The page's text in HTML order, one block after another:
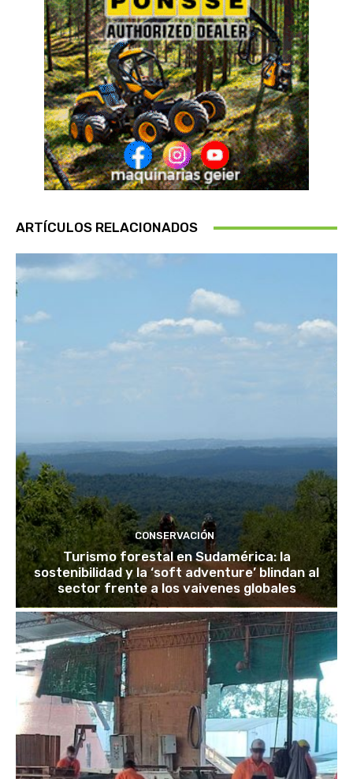
ARTÍCULOS RELACIONADOS
CONSERVACIÓN
Turismo forestal en Sudamérica: la
sostenibilidad y la ‘soft adventure’ blindan al
sector frente a los vaivenes globales